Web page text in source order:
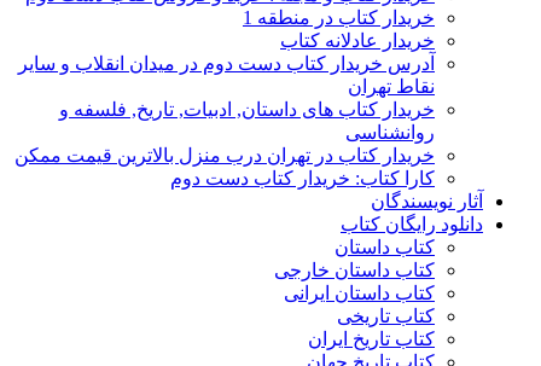
خریدار کتاب در منطقه 1
خریدار عادلانه کتاب
آدرس خریدار کتاب دست دوم در میدان انقلاب و سایر
نقاط تهران
خریدار کتاب های داستان, ادبیات, تاریخ, فلسفه و
روانشناسی
خریدار کتاب در تهران درب منزل بالاترین قیمت ممکن
کارا کتاب: خریدار کتاب دست دوم
آثار نویسندگان
دانلود رایگان کتاب
کتاب داستان
کتاب داستان خارجی
کتاب داستان ایرانی
کتاب تاریخی
کتاب تاریخ ایران